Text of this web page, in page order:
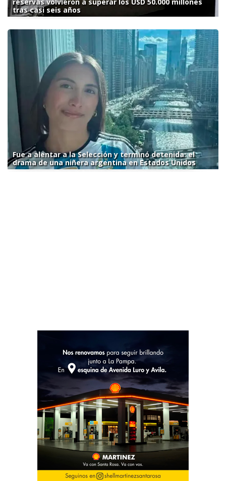
tras casi seis años
Fue a alentar a la Selección y terminó detenida: el
drama de una niñera argentina en Estados Unidos